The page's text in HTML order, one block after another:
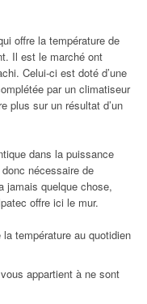
offre la température de
Il est le marché ont
Celui-ci est doté d’une
par un climatiseur
plus sur un résultat d’un
dans la puissance
nécessaire de
jamais quelque chose,
offre ici le mur.
température au quotidien
appartient à ne sont